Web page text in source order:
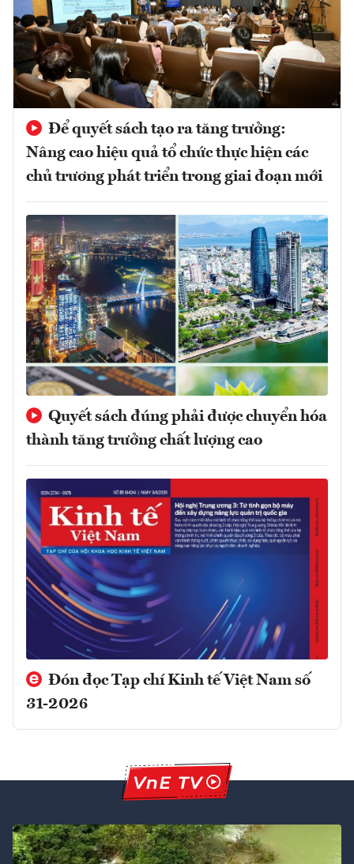
Để quyết sách tạo ra tăng trưởng:
Nâng cao hiệu quả tổ chức thực hiện các
chủ trương phát triển trong giai đoạn mới
Quyết sách đúng phải được chuyển hóa
thành tăng trưởng chất lượng cao
Đón đọc Tạp chí Kinh tế Việt Nam số
31-2026